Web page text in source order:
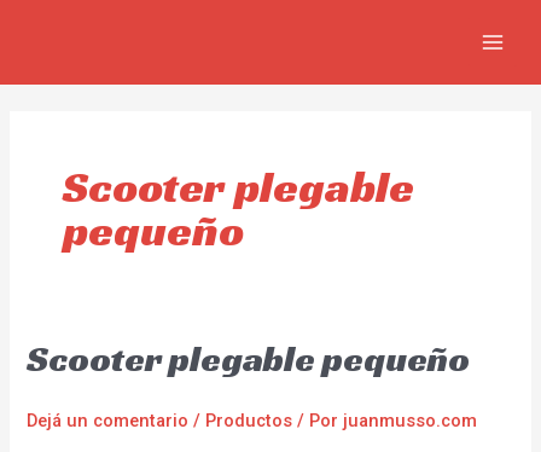
Scooter plegable
pequeño
Scooter plegable pequeño
Dejá un comentario / Productos / Por juanmusso.com